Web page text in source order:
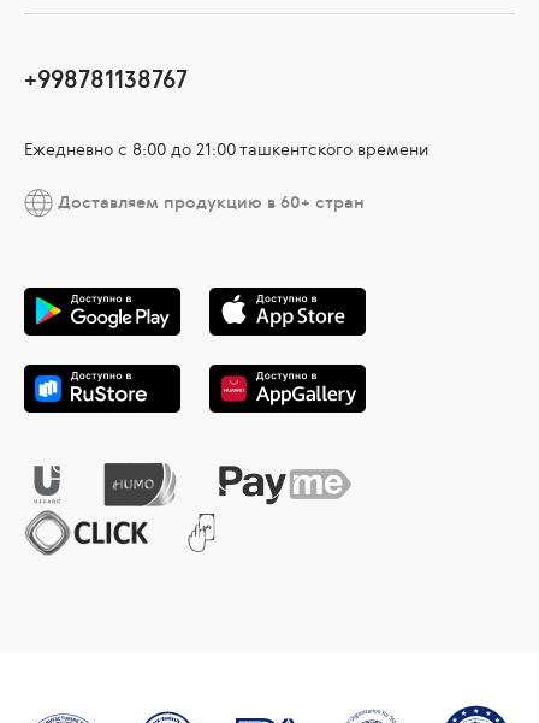
+998781138767
Ежедневно с 8:00 до 21:00 ташкентского времени
Доставляем продукцию в 60+ стран